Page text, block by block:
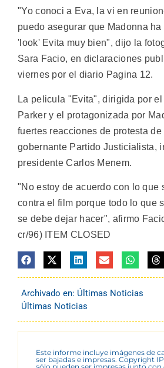
"Yo conoci a Eva, la vi en
puedo asegurar que Madonna ha
'look' Evita muy bien", dijo la
Sara Facio, en diclaraciones
viernes por el diario Pagina 12.
La pelicula "Evita", dirigida por
Parker y el protagonizada por
fuertes reacciones de protesta de
gobernante Partido Justicialista,
presidente Carlos Menem.
"No estoy de acuerdo con lo que
contra el film porque todo lo que
se debe dejar hacer", afirmo
cr/96) ITEM CLOSED
Archivado en: Últimas Noticias
Últimas Noticias
Este informe incluye imágenes de
ser bajadas e impresas. Copyright